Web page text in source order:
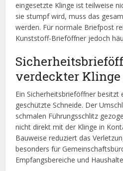
eingesetzte Klinge ist teilweise
sie stumpf wird, muss das
werden. Für normale Briefpost
Kunststoff-Brieföffner jedoch
verdeckter Klinge
Ein Sicherheitsbrieföffner besitzt
geschützte Schneide. Der
schmalen Führungsschlitz
nicht direkt mit der Klinge in
Bauweise reduziert das
besonders für
Empfangsbereiche und